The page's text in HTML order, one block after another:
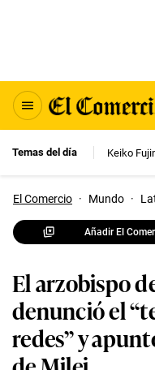
Temas del día Keiko
El Comercio · Mundo ·
Añadir El
El arzobispo
denunció el
redes” y